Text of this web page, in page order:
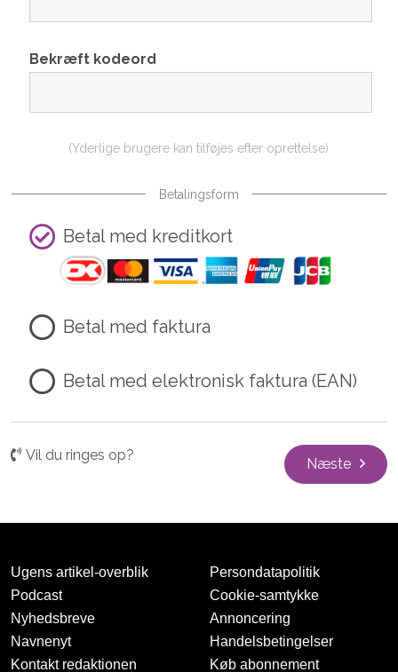
Bekræft kodeord
(Yderlige brugere kan tilføjes efter oprettelse)
Betalingsform
Betal med kreditkort
Betal med faktura
Betal med elektronisk faktura (EAN)
Vil du ringes op?
Næste
Ugens artikel-overblik
Podcast
Nyhedsbreve
Navnenyt
Kontakt redaktionen
Persondatapolitik
Cookie-samtykke
Annoncering
Handelsbetingelser
Køb abonnement